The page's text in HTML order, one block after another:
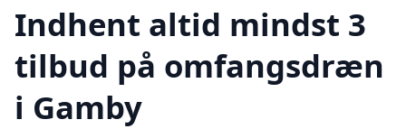
Indhent altid mindst 3
tilbud på omfangsdræn
i Gamby